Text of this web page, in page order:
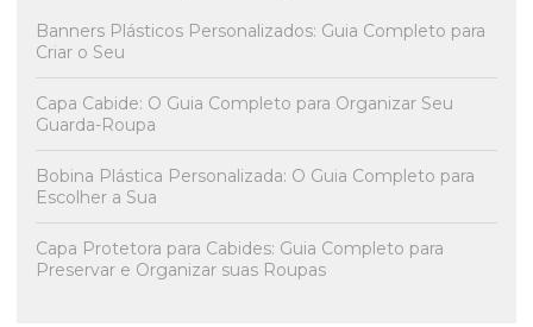
Banners Plásticos Personalizados: Guia Completo para
Criar o Seu
Capa Cabide: O Guia Completo para Organizar Seu
Guarda-Roupa
Bobina Plástica Personalizada: O Guia Completo para
Escolher a Sua
Capa Protetora para Cabides: Guia Completo para
Preservar e Organizar suas Roupas